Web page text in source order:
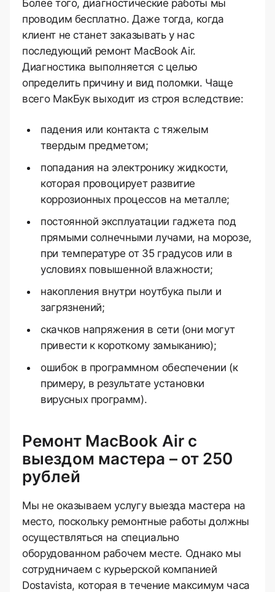
Более того, диагностические работы мы
проводим бесплатно. Даже тогда, когда
клиент не станет заказывать у нас
последующий ремонт MacBook Air.
Диагностика выполняется с целью
определить причину и вид поломки. Чаще
всего МакБук выходит из строя вследствие:
падения или контакта с тяжелым
твердым предметом;
попадания на электронику жидкости,
которая провоцирует развитие
коррозионных процессов на металле;
постоянной эксплуатации гаджета под
прямыми солнечными лучами, на морозе,
при температуре от 35 градусов или в
условиях повышенной влажности;
накопления внутри ноутбука пыли и
загрязнений;
скачков напряжения в сети (они могут
привести к короткому замыканию);
ошибок в программном обеспечении (к
примеру, в результате установки
вирусных программ).
Ремонт MacBook Air с
выездом мастера – от 250
рублей
Мы не оказываем услугу выезда мастера на
место, поскольку ремонтные работы должны
осуществляться на специально
оборудованном рабочем месте. Однако мы
сотрудничаем с курьерской компанией
Dostavista, которая в течение максимум часа